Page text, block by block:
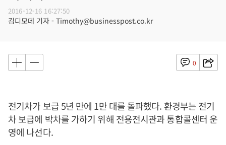
2016-12-16 16:27:50
김디모데 기자 - Timothy@businesspost.co.kr
0
전기차가 보급 5년 만에 1만 대를 돌파했다. 환경부는 전기
차 보급에 박차를 가하기 위해 전용전시관과 통합콜센터 운
영에 나선다.